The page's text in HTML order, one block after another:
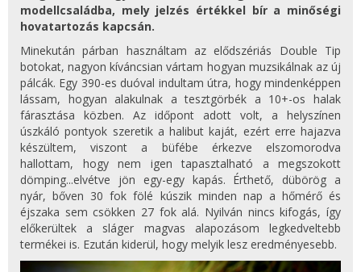
modellcsaládba, mely jelzés értékkel bír a minőségi
hovatartozás kapcsán.
Minekután párban használtam az elődszériás Double Tip
botokat, nagyon kíváncsian vártam hogyan muzsikálnak az új
pálcák. Egy 390-es duóval indultam útra, hogy mindenképpen
lássam, hogyan alakulnak a tesztgörbék a 10+-os halak
fárasztása közben. Az időpont adott volt, a helyszínen
úszkáló pontyok szeretik a halibut kaját, ezért erre hajazva
készültem, viszont a büfébe érkezve elszomorodva
hallottam, hogy nem igen tapasztalható a megszokott
dömping...elvétve jön egy-egy kapás. Érthető, dübörög a
nyár, bőven 30 fok fölé kúszik minden nap a hőmérő és
éjszaka sem csökken 27 fok alá. Nyilván nincs kifogás, így
előkerültek a sláger magvas alapozásom legkedveltebb
termékei is. Ezután kiderül, hogy melyik lesz eredményesebb.